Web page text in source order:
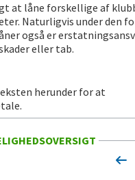
at låne forskellige af
Naturligvis under den
også er
eller tab.
herunder for at